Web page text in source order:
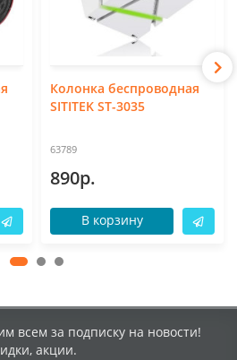
Колонка беспроводная
SITITEK ST-3035
63789
890р.
В корзину
всем за подписку на новости!
акции.